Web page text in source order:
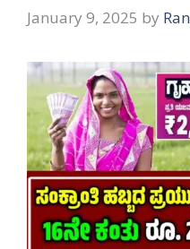
January 9, 2025 by